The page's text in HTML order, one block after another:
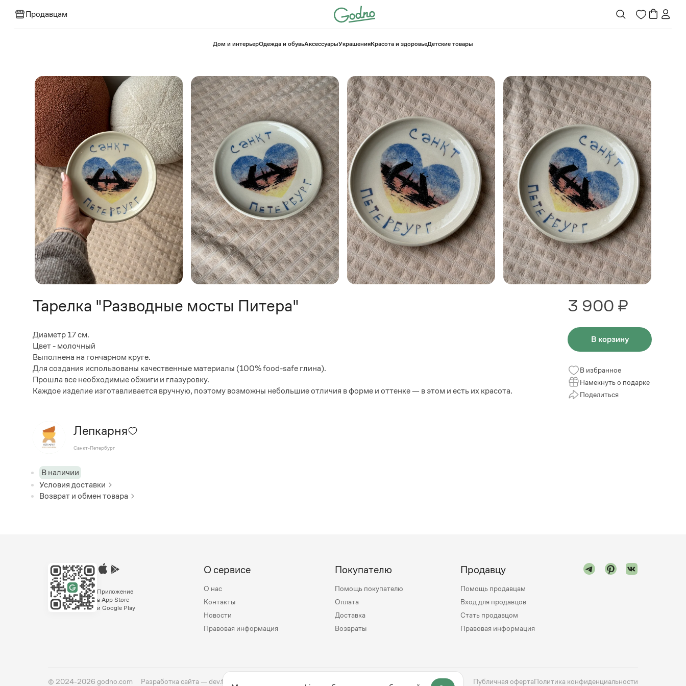
Продавцам
⁠Дом и интерьерОдежда и обувьАксессуарыУкрашенияКрасота и здоровье⁠Детские товары
Тарелка "Разводные мосты Питера"
Диаметр 17 см.
Цвет - молочный
Выполнена на гончарном круге.
Для создания использованы качественные материалы (100% food-sаfе глина).
Прошла все необходимые обжиги и глазуровку.
Каждое изделие изготавливается вручную, поэтому возможны небольшие отличия в форме и оттенке — в этом и есть их красота.
Лепкарня
Санкт-Петербург
В наличии
Условия доставки
Возврат и обмен товара
3 900 ₽
В корзину
В избранное
Намекнуть о подарке
Поделиться
Приложение
в App Store
и Google Play
О сервисе
О нас
Контакты
Новости
Правовая информация
Покупателю
Помощь покупателю
Оплата
Доставка
Возвраты
Продавцу
Помощь продавцам
Вход для продавцов
Стать продавцом
Правовая информация
© 2024-2026 godno.com Разработка сайта —dev.family Публичная офертаПолитика конфиденциальности